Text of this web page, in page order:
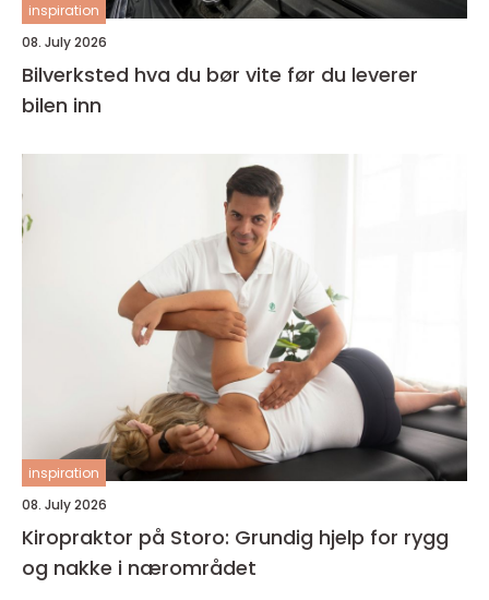
inspiration
08. July 2026
Bilverksted hva du bør vite før du leverer
bilen inn
inspiration
08. July 2026
Kiropraktor på Storo: Grundig hjelp for rygg
og nakke i nærområdet